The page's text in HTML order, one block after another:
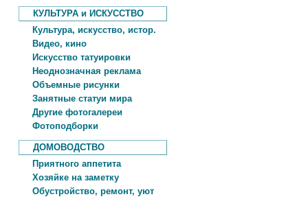
КУЛЬТУРА и ИСКУССТВО
Культура, искусство, истор.
Видео, кино
Искусство татуировки
Неоднозначная реклама
Объемные рисунки
Занятные статуи мира
Другие фотогалереи
Фотоподборки
ДОМОВОДСТВО
Приятного аппетита
Хозяйке на заметку
Обустройство, ремонт, уют